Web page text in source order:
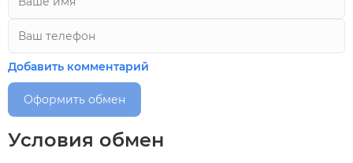
Добавить комментарий
Оформить обмен
Условия обмен